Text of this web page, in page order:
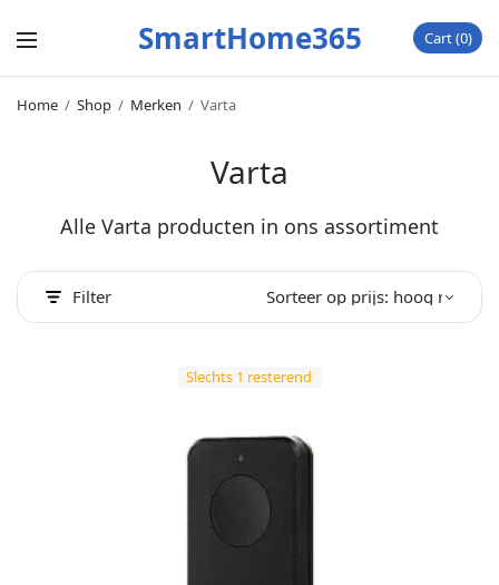
SmartHome365 Cart 0
Home / Shop / Merken / Varta
Varta
Alle Varta producten in ons assortiment
Filter
Slechts 1 resterend